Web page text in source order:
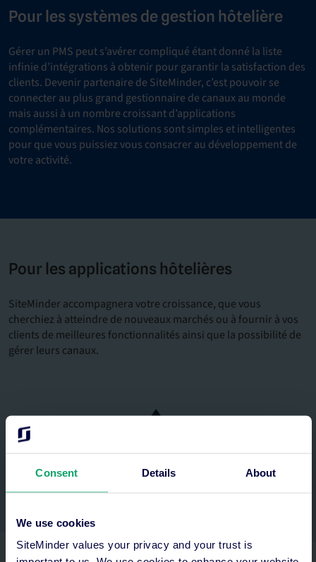
Consent Details About
We use cookies
SiteMinder values your privacy and your trust is
Pour les systèmes de gestion hôtelière
Gérer un PMS peut s’avérer compliqué étant donné la liste
infinie d’intégrations à obtenir pour garantir la satisfaction des
clients. Devenir partenaire de SiteMinder, c’est pouvoir se
connecter au plus grand gestionnaire de canaux au monde
mais aussi à un nombre croissant d’applications
complémentaires. Nos solutions sont simples et intelligentes
pour que vous puissiez vous consacrer au développement de
votre activité.
Pour les applications hôtelières
SiteMinder accompagnera votre croissance, que vous
cherchiez à atteindre de nouveaux marchés ou à fournir à vos
clients de meilleures fonctionnalités ainsi que la possibilité de
gérer leurs canaux.